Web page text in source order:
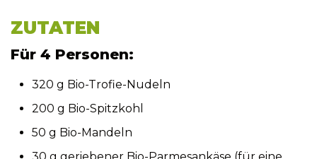
ZUTATEN
Für 4 Personen:
320 g Bio-Trofie-Nudeln
200 g Bio-Spitzkohl
50 g Bio-Mandeln